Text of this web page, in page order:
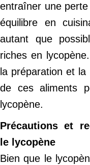
entraîner une
équilibre en
autant que
riches en
la préparation et
de ces aliments
lycopène.
Précautions et
le lycopène
Bien que le